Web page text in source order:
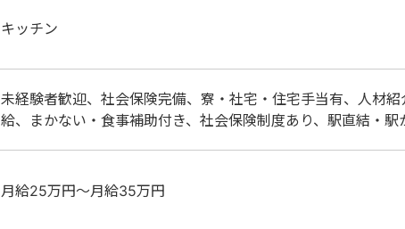
キッチン
未経験者歓迎、社会保険完備、寮・社宅・住宅手当有、人材
給、まかない・食事補助付き、社会保険制度あり、駅直結・駅
月給25万円～月給35万円